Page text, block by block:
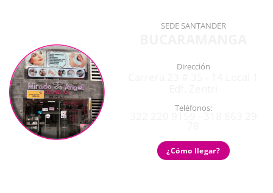
SEDE SANTANDER
Dirección
Teléfonos:
¿Cómo llegar?